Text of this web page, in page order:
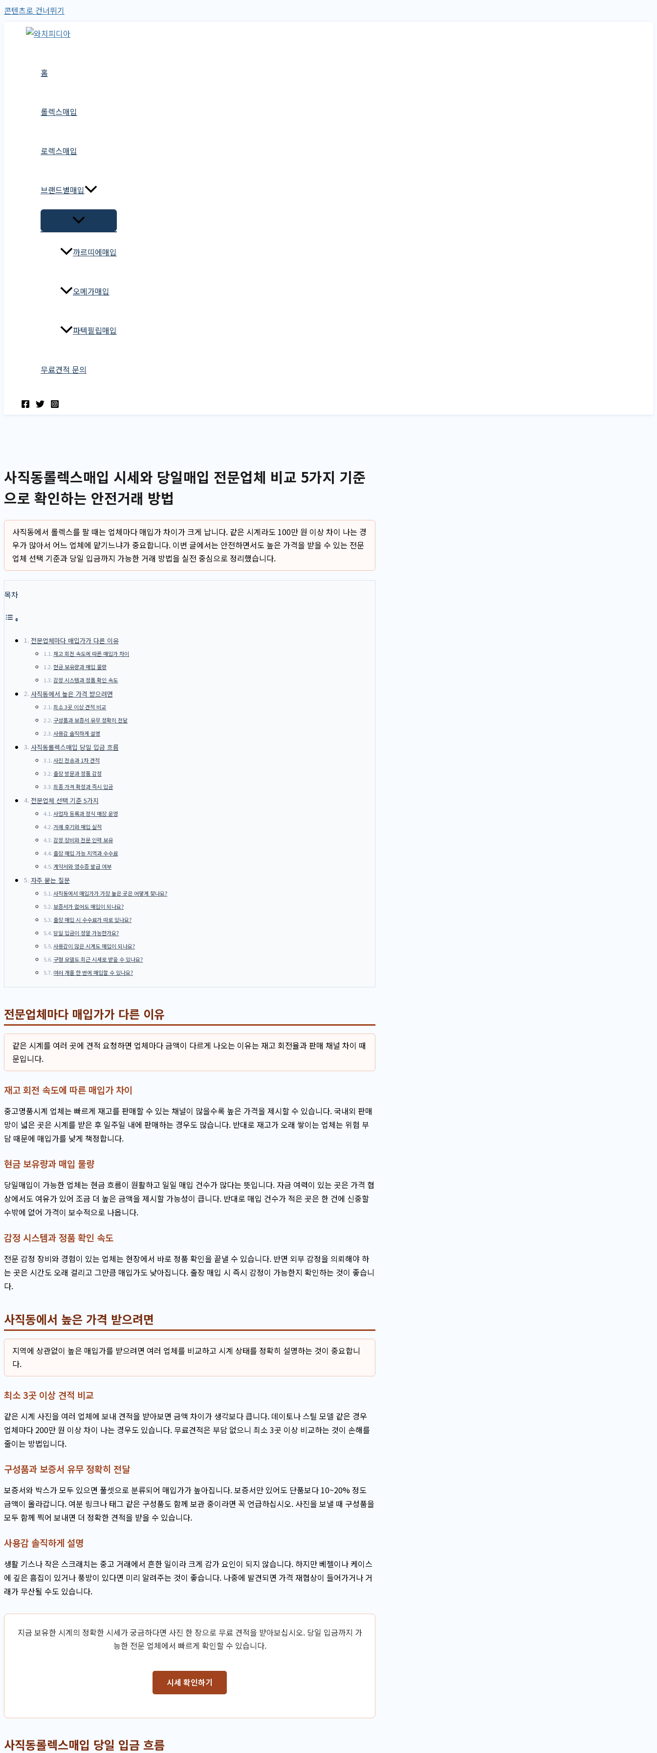
콘텐츠로 건너뛰기
홈
롤렉스매입
로렉스매입
브랜드별매입
까르띠에매입
오메가매입
파텍필립매입
무료견적 문의
사직동롤렉스매입 시세와 당일매입 전문업체 비교 5가지 기준
으로 확인하는 안전거래 방법
사직동에서 롤렉스를 팔 때는 업체마다 매입가 차이가 크게 납니다. 같은 시계라도 100만 원 이상 차이 나는 경
우가 많아서 어느 업체에 맡기느냐가 중요합니다. 이번 글에서는 안전하면서도 높은 가격을 받을 수 있는 전문
업체 선택 기준과 당일 입금까지 가능한 거래 방법을 실전 중심으로 정리했습니다.
목차
전문업체마다 매입가가 다른 이유
재고 회전 속도에 따른 매입가 차이
현금 보유량과 매입 물량
감정 시스템과 정품 확인 속도
사직동에서 높은 가격 받으려면
최소 3곳 이상 견적 비교
구성품과 보증서 유무 정확히 전달
사용감 솔직하게 설명
사직동롤렉스매입 당일 입금 흐름
사진 전송과 1차 견적
출장 방문과 정품 감정
최종 가격 확정과 즉시 입금
전문업체 선택 기준 5가지
사업자 등록과 정식 매장 운영
거래 후기와 매입 실적
감정 장비와 전문 인력 보유
출장 매입 가능 지역과 수수료
계약서와 영수증 발급 여부
자주 묻는 질문
사직동에서 매입가가 가장 높은 곳은 어떻게 찾나요?
보증서가 없어도 매입이 되나요?
출장 매입 시 수수료가 따로 있나요?
당일 입금이 정말 가능한가요?
사용감이 많은 시계도 매입이 되나요?
구형 모델도 최근 시세로 받을 수 있나요?
여러 개를 한 번에 매입할 수 있나요?
전문업체마다 매입가가 다른 이유
같은 시계를 여러 곳에 견적 요청하면 업체마다 금액이 다르게 나오는 이유는 재고 회전율과 판매 채널 차이 때
문입니다.
재고 회전 속도에 따른 매입가 차이
중고명품시계 업체는 빠르게 재고를 판매할 수 있는 채널이 많을수록 높은 가격을 제시할 수 있습니다. 국내외 판매
망이 넓은 곳은 시계를 받은 후 일주일 내에 판매하는 경우도 많습니다. 반대로 재고가 오래 쌓이는 업체는 위험 부
담 때문에 매입가를 낮게 책정합니다.
현금 보유량과 매입 물량
당일매입이 가능한 업체는 현금 흐름이 원활하고 일일 매입 건수가 많다는 뜻입니다. 자금 여력이 있는 곳은 가격 협
상에서도 여유가 있어 조금 더 높은 금액을 제시할 가능성이 큽니다. 반대로 매입 건수가 적은 곳은 한 건에 신중할
수밖에 없어 가격이 보수적으로 나옵니다.
감정 시스템과 정품 확인 속도
전문 감정 장비와 경험이 있는 업체는 현장에서 바로 정품 확인을 끝낼 수 있습니다. 반면 외부 감정을 의뢰해야 하
는 곳은 시간도 오래 걸리고 그만큼 매입가도 낮아집니다. 출장 매입 시 즉시 감정이 가능한지 확인하는 것이 좋습니
다.
사직동에서 높은 가격 받으려면
지역에 상관없이 높은 매입가를 받으려면 여러 업체를 비교하고 시계 상태를 정확히 설명하는 것이 중요합니
다.
최소 3곳 이상 견적 비교
같은 시계 사진을 여러 업체에 보내 견적을 받아보면 금액 차이가 생각보다 큽니다. 데이토나 스틸 모델 같은 경우
업체마다 200만 원 이상 차이 나는 경우도 있습니다. 무료견적은 부담 없으니 최소 3곳 이상 비교하는 것이 손해를
줄이는 방법입니다.
구성품과 보증서 유무 정확히 전달
보증서와 박스가 모두 있으면 풀셋으로 분류되어 매입가가 높아집니다. 보증서만 있어도 단품보다 10~20% 정도
금액이 올라갑니다. 여분 링크나 태그 같은 구성품도 함께 보관 중이라면 꼭 언급하십시오. 사진을 보낼 때 구성품을
모두 함께 찍어 보내면 더 정확한 견적을 받을 수 있습니다.
사용감 솔직하게 설명
생활 기스나 작은 스크래치는 중고 거래에서 흔한 일이라 크게 감가 요인이 되지 않습니다. 하지만 베젤이나 케이스
에 깊은 흠집이 있거나 풍방이 있다면 미리 알려주는 것이 좋습니다. 나중에 발견되면 가격 재협상이 들어가거나 거
래가 무산될 수도 있습니다.
지금 보유한 시계의 정확한 시세가 궁금하다면 사진 한 장으로 무료 견적을 받아보십시오. 당일 입금까지 가
능한 전문 업체에서 빠르게 확인할 수 있습니다.
시세 확인하기
사직동롤렉스매입 당일 입금 흐름